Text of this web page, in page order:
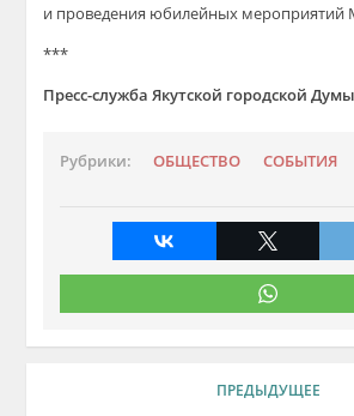
и проведения юбилейных мероприятий
***
Пресс-служба Якутской городской Думы
Рубрики: ОБЩЕСТВО СОБЫТИЯ
ПРЕДЫДУЩЕЕ